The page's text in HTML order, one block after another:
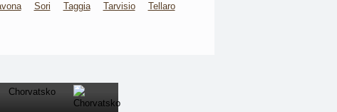
Sori Taggia Tarvisio Tellaro